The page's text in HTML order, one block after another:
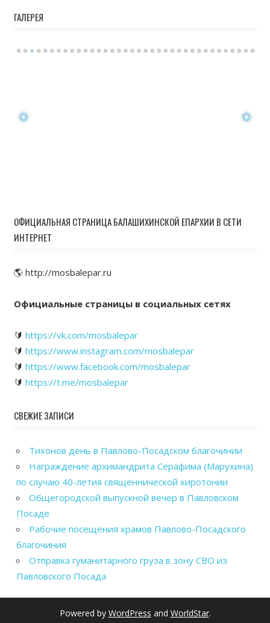
ГАЛЕРЕЯ
ОФИЦИАЛЬНАЯ СТРАНИЦА БАЛАШИХИНСКОЙ ЕПАРХИИ В СЕТИ
ИНТЕРНЕТ
🌎 http://mosbalepar.ru
Официальные страницы в социальных сетях
🔰 https://vk.com/mosbalepar
🔰 https://www.instagram.com/mosbalepar
🔰 https://www.facebook.com/mosbalepar
🔰 https://t.me/mosbalepar
СВЕЖИЕ ЗАПИСИ
Тихонов день в Павлово-Посадском благочинии
Награждение архимандрита Серафима (Марухина)
по случаю 40-летия священнической хиротонии
Общегородской выпускной вечер в Павловском
Посаде
Рабочие посещения храмов Павлово-Посадского
благочиния
Отправка гуманитарного груза в зону СВО из
Павловского Посада
Powered by WordPress and WorldStar.